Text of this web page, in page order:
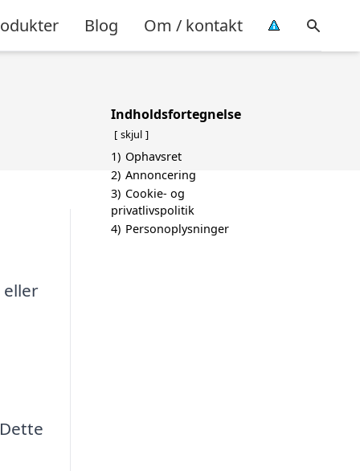
Blog Om / kontakt
Indholdsfortegnelse
skjul
1) Ophavsret
2) Annoncering
3) Cookie- og
privatlivspolitik
4) Personoplysninger